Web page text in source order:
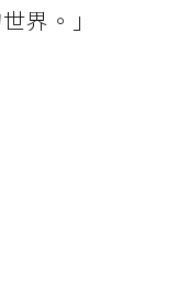
界。」